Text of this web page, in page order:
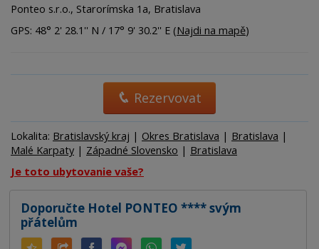
Ponteo s.r.o., Starorímska 1a, Bratislava
GPS: 48° 2' 28.1'' N / 17° 9' 30.2'' E (Najdi na mapě)
Rezervovat
Lokalita: Bratislavský kraj | Okres Bratislava | Bratislava |
Malé Karpaty | Západné Slovensko | Bratislava
Je toto ubytovanie vaše?
Doporučte Hotel PONTEO **** svým
přátelům